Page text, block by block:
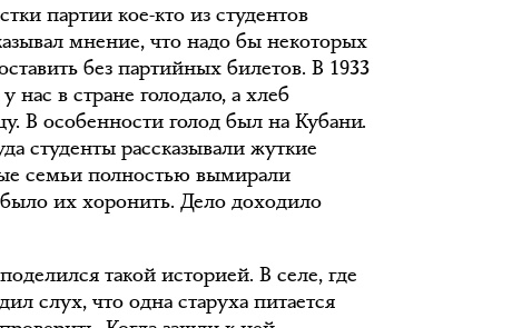
партии кое-кто из студентов
мнение, что надо бы некоторых
без партийных билетов. В 1933
нас в стране голодало, а хлеб
В особенности голод был на Кубани.
студенты рассказывали жуткие
семьи полностью вымирали
их хоронить. Дело доходило
такой историей. В селе, где
слух, что одна старуха питается